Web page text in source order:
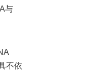
与
不依